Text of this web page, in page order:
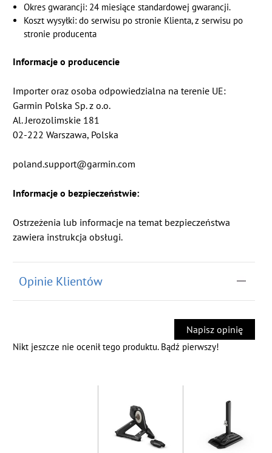
Okres gwarancji: 24 miesiące standardowej gwarancji.
Koszt wysyłki: do serwisu po stronie Klienta, z serwisu po
stronie producenta
Informacje o producencie
Importer oraz osoba odpowiedzialna na terenie UE:
Garmin Polska Sp. z o.o.
Al. Jerozolimskie 181
02-222 Warszawa, Polska
poland.support@garmin.com
Informacje o bezpieczeństwie:
Ostrzeżenia lub informacje na temat bezpieczeństwa
zawiera instrukcja obsługi.
Opinie Klientów
Napisz opinię
Nikt jeszcze nie ocenił tego produktu. Bądź pierwszy!